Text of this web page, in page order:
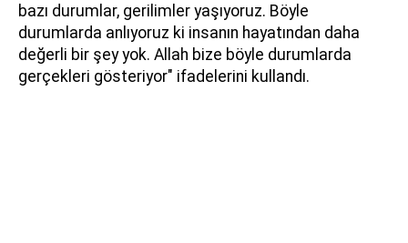
bazı durumlar, gerilimler yaşıyoruz. Böyle
durumlarda anlıyoruz ki insanın hayatından daha
değerli bir şey yok. Allah bize böyle durumlarda
gerçekleri gösteriyor" ifadelerini kullandı.